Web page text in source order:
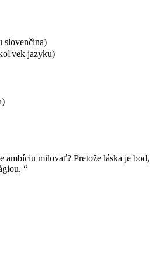
slovenčina)
jazyku)
ambíciu milovať? Pretože láska je bod,